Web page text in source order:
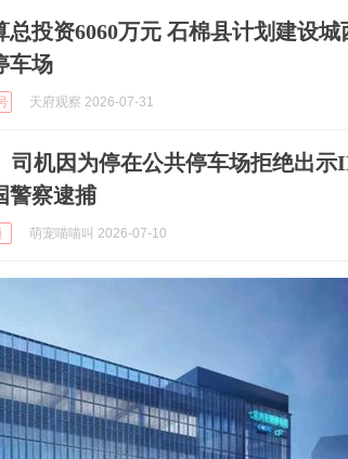
总投资6060万元 石棉县计划建设城
车场
天府观察 2026-07-31
司机因为停在公共停车场拒绝出示
警察逮捕
萌宠喵喵叫 2026-07-10